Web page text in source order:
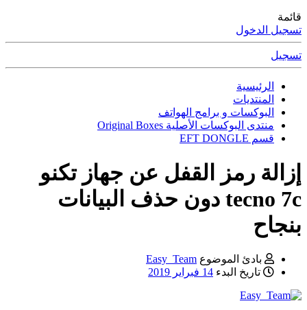
قائمة
تسجيل الدخول
تسجيل
الرئيسية
المنتديات
البوكسات و برامج الهواتف
منتدى البوكسات الأصلية Original Boxes
قسم EFT DONGLE
إزالة رمز القفل عن جهاز تكنو
tecno 7c دون حذف البيانات
بنجاح
بادئ الموضوع Easy_Team
تاريخ البدء 14 فبراير 2019